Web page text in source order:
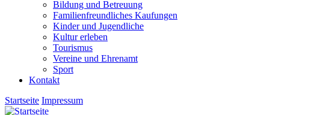
Bildung und Betreuung
Familienfreundliches Kaufungen
Kinder und Jugendliche
Kultur erleben
Tourismus
Vereine und Ehrenamt
Sport
Kontakt
Startseite Impressum